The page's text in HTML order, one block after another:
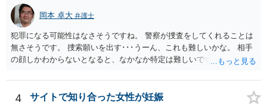
岡本 卓大 弁護士
犯罪になる可能性はなさそうですね。 警察が捜査をしてくれることは
無さそうです。 捜索願いを出す･･･うーん、これも難しいかな。 相手
の顔しかわからないとなると、なかなか特定は難しいですね。 お役に
4 サイトで知り合った女性が妊娠